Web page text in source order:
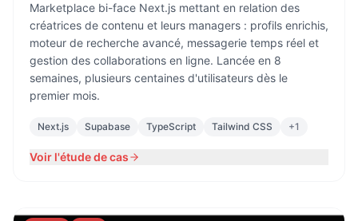
Marketplace bi-face Next.js mettant en relation des
créatrices de contenu et leurs managers : profils enrichis,
moteur de recherche avancé, messagerie temps réel et
gestion des collaborations en ligne. Lancée en 8
semaines, plusieurs centaines d'utilisateurs dès le
premier mois.
Next.js Supabase TypeScript Tailwind CSS +1
Voir l'étude de cas